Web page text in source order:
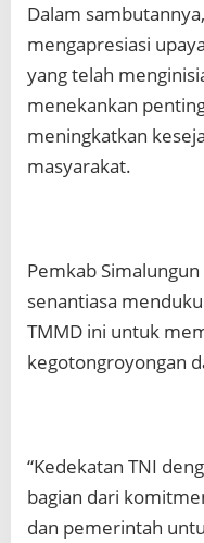
Dalam
mengapresiasi
yang telah
menekankan
meningkatkan
masyarakat.
Pemkab
senantiasa
TMMD ini untuk
kegotongroyongan
“Kedekatan TNI
bagian dari
dan pemerintah